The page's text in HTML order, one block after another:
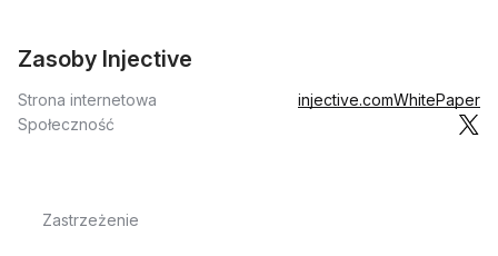
Zasoby Injective
Strona internetowa injective.comWhitePaper
Społeczność
Zastrzeżenie